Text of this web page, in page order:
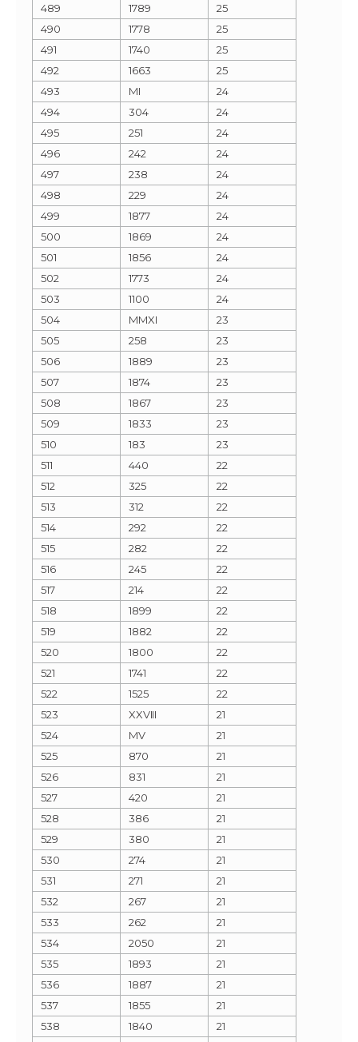
489
1789
25
490
1778
25
491
1740
25
492
1663
25
493
MI
24
494
304
24
495
251
24
496
242
24
497
238
24
498
229
24
499
1877
24
500
1869
24
501
1856
24
502
1773
24
503
1100
24
504
MMXI
23
505
258
23
506
1889
23
507
1874
23
508
1867
23
509
1833
23
510
183
23
511
440
22
512
325
22
513
312
22
514
292
22
515
282
22
516
245
22
517
214
22
518
1899
22
519
1882
22
520
1800
22
521
1741
22
522
1525
22
523
XXVIII
21
524
MV
21
525
870
21
526
831
21
527
420
21
528
386
21
529
380
21
530
274
21
531
271
21
532
267
21
533
262
21
534
2050
21
535
1893
21
536
1887
21
537
1855
21
538
1840
21